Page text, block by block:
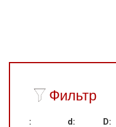
Фильтр
: d: D: